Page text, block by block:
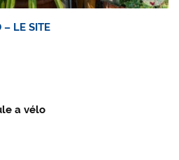
– LE SITE
a vélo